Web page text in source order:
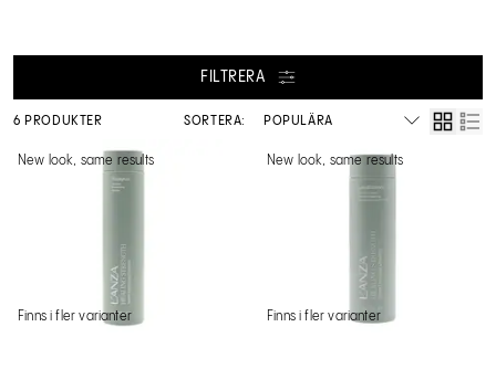
FILTRERA
6 PRODUKTER SORTERA:
New look, same results
Finns i fler varianter
New look, same results
Finns i fler varianter